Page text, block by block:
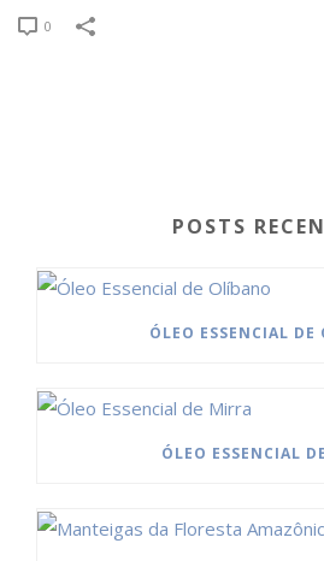
0
POSTS
ÓLEO ESSENCIAL DE
ÓLEO ESSENCIAL